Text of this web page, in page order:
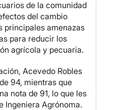
de la comunidad
del cambio
principales amenazas
para reducir los
agrícola y pecuaria.
Acevedo Robles
94, mientras que
nota de 91, lo que les
Ingeniera Agrónoma.